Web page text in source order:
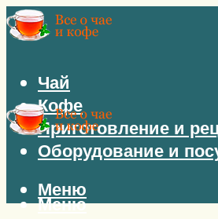
Чай
Кофе
Приготовление и
Оборудование и
Меню
Меню